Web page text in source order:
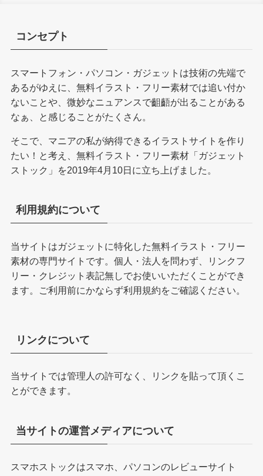
コンセプト
スマートフォン・パソコン・ガジェットは技術の先端で
あるがゆえに、無料イラスト・フリー素材では追い付か
ないことや、微妙なニュアンスで齟齬が出ることがある
なぁ、と感じることがたくさん。
そこで、マニアの私が納得できるイラストサイトを作り
たい！と考え、無料イラスト・フリー素材「ガジェット
ストック」を2019年4月10日に立ち上げました。
利用規約について
当サイトはガジェットに特化した無料イラスト・フリー
素材の専門サイトです。個人・法人を問わず、リンクフ
リー・クレジット表記無しでお使いいただくことができ
ます。ご利用前にかならず利用規約をご確認ください。
リンクについて
当サイトでは管理人の許可なく、リンクを貼って頂くこ
とができます。
当サイトの運営メディアについて
スマホストックはスマホ、パソコンのレビューサイト